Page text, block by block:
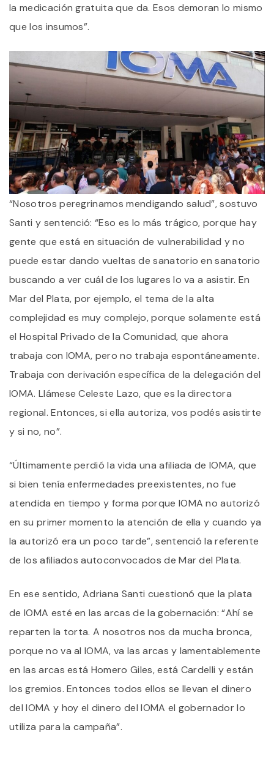
la medicación gratuita que da. Esos demoran lo mismo
que los insumos”.
“Nosotros peregrinamos mendigando salud”, sostuvo
Santi y sentenció: “Eso es lo más trágico, porque hay
gente que está en situación de vulnerabilidad y no
puede estar dando vueltas de sanatorio en sanatorio
buscando a ver cuál de los lugares lo va a asistir. En
Mar del Plata, por ejemplo, el tema de la alta
complejidad es muy complejo, porque solamente está
el Hospital Privado de la Comunidad, que ahora
trabaja con IOMA, pero no trabaja espontáneamente.
Trabaja con derivación específica de la delegación del
IOMA. Llámese Celeste Lazo, que es la directora
regional. Entonces, si ella autoriza, vos podés asistirte
y si no, no”.
“Últimamente perdió la vida una afiliada de IOMA, que
si bien tenía enfermedades preexistentes, no fue
atendida en tiempo y forma porque IOMA no autorizó
en su primer momento la atención de ella y cuando ya
la autorizó era un poco tarde”, sentenció la referente
de los afiliados autoconvocados de Mar del Plata.
En ese sentido, Adriana Santi cuestionó que la plata
de IOMA esté en las arcas de la gobernación: “Ahí se
reparten la torta. A nosotros nos da mucha bronca,
porque no va al IOMA, va las arcas y lamentablemente
en las arcas está Homero Giles, está Cardelli y están
los gremios. Entonces todos ellos se llevan el dinero
del IOMA y hoy el dinero del IOMA el gobernador lo
utiliza para la campaña”.